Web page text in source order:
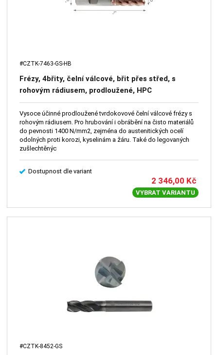
#CZTK-7463-GS-HB
Frézy, 4břity, čelní válcové, břit přes střed, s
rohovým rádiusem, prodloužené, HPC
Vysoce účinné prodloužené tvrdokovové čelní válcové frézy s
rohovým rádiusem. Pro hrubování i obrábění na čisto materiálů
do pevnosti 1400 N/mm2, zejména do austenitických ocelí
odolných proti korozi, kyselinám a žáru. Také do legovaných
zušlechtěnýc
Dostupnost dle variant
2 346,00 Kč
VYBRAT VARIANTU
#CZTK-8452-GS